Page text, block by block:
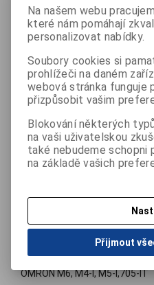
724 Kč (Vaše cena


ks
Záruka (měsíců):24 Termín
Počet na skladě:0 ks
Podrobný popis
Vhodná pouze pro vybrané
OMRON M6, M4-I, M5-I,705-IT
Na našem webu
které nám pomáhají
personalizovat nabídky.
Soubory cookies si
prohlížeči na daném
webová stránka funguje
přizpůsobit vašim
Blokování některých
na vaši uživatelskou
také nebudeme schopni
na základě vašich
Přijmout